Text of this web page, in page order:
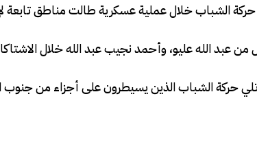
من حركة الشباب خلال عملية عسكرية طالت مناطق تابعة
عبد الله عليو، وأحمد نجيب عبد الله خلال
حركة الشباب الذين يسيطرون على أجزاء من جنوب